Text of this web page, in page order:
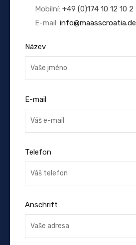
Mobilní: +49 (0)174 10 12 10 2
E-mail: info@maasscroatia.de
Název
E-mail
Telefon
Anschrift